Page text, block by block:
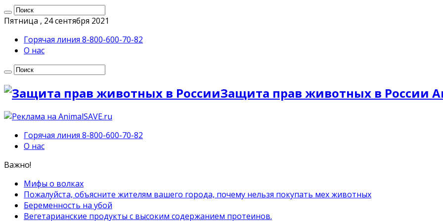
Пятница , 24 сентября 2021
Горячая линия 8-800-600-70-82
О нас
Защита прав животных в России
Горячая линия 8-800-600-70-82
О нас
Важно!
Мифы о волках
Пожалуйста, объясните жителям вашего города, почему нельзя покупать мех животных
Беременность на убой
Вегетарианские продукты с высоким содержанием протеинов.